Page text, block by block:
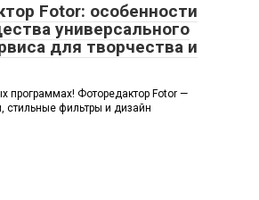
Fotor: особенности
универсального
для творчества и
программах! Фоторедактор Fotor —
стильные фильтры и дизайн